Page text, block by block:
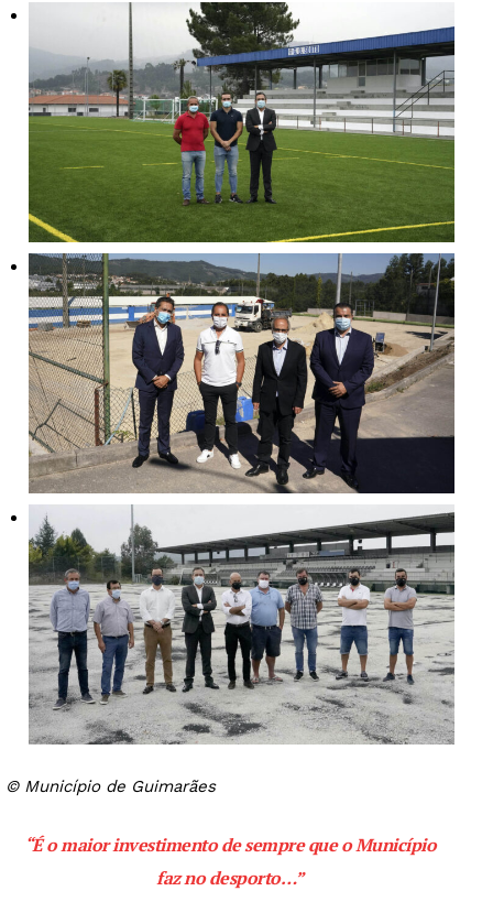
© Município de Guimarães
“É o maior investimento de sempre que o Município
faz no desporto…”